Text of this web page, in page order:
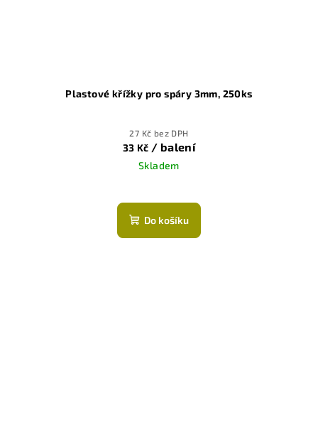
Plastové křížky pro spáry 3mm, 250ks
27 Kč bez DPH
33 Kč / balení
Skladem
Do košíku